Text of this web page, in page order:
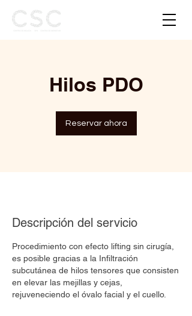
Hilos PDO
Reservar ahora
Descripción del servicio
Procedimiento con efecto lifting sin cirugía,
es posible gracias a la Infiltración
subcutánea de hilos tensores que consisten
en elevar las mejillas y cejas,
rejuveneciendo el óvalo facial y el cuello.